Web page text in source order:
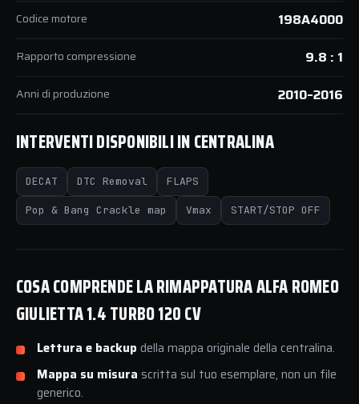
Codice motore 198A4000
Rapporto compressione 9.8 : 1
Anni di produzione 2010–2016
INTERVENTI DISPONIBILI IN CENTRALINA
DECAT DTC Removal FLAPS
Pop & Bang Crackle map Vmax START/STOP OFF
COSA COMPRENDE LA RIMAPPATURA ALFA ROMEO
GIULIETTA 1.4 TURBO 120 CV
Lettura e backup della mappa originale della centralina.
Mappa su misura scritta sul tuo esemplare, non un file
generico.